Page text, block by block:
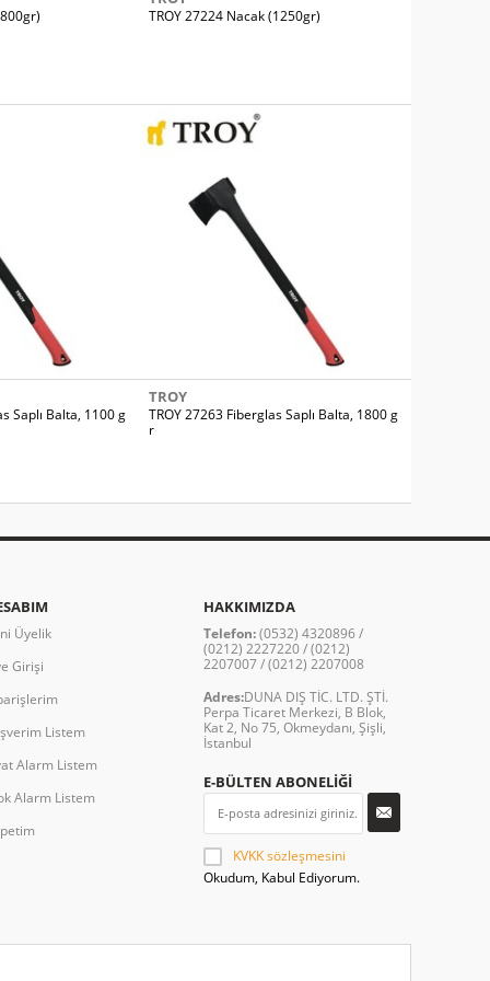
TROY 27224 Nacak (1250gr)
Saplı Balta, 1100 g
TROY
TROY 27263 Fiberglas Saplı Balta, 1800 g
r
Üyelik
Girişi
Listem
Alarm Listem
Alarm Listem
HAKKIMIZDA
Telefon:(0532) 4320896 /
(0212) 2227220 / (0212)
2207007 / (0212) 2207008
Adres:DUNA DIŞ TİC. LTD. ŞTİ.
Perpa Ticaret Merkezi, B Blok,
Kat 2, No 75, Okmeydanı, Şişli,
İstanbul
E-BÜLTEN ABONELİĞİ
KVKK sözleşmesini
Okudum, Kabul Ediyorum.